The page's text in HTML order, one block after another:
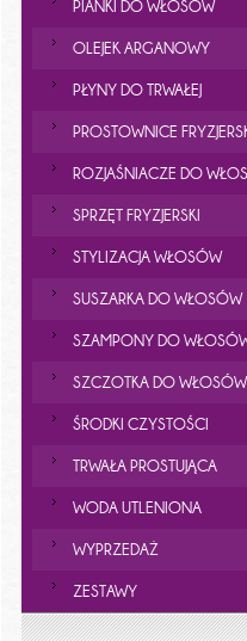
PIANKI DO WŁOSÓW
OLEJEK ARGANOWY
PŁYNY DO TRWAŁEJ
PROSTOWNICE
ROZJAŚNIACZE DO
SPRZĘT FRYZJERSKI
STYLIZACJA WŁOSÓW
SUSZARKA DO WŁOSÓW
SZAMPONY DO
SZCZOTKA DO WŁOSÓW
ŚRODKI CZYSTOŚCI
TRWAŁA PROSTUJĄCA
WODA UTLENIONA
WYPRZEDAŻ
ZESTAWY